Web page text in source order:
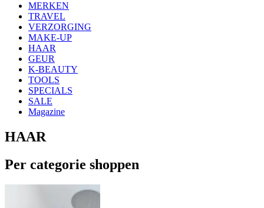
MERKEN
TRAVEL
VERZORGING
MAKE-UP
HAAR
GEUR
K-BEAUTY
TOOLS
SPECIALS
SALE
Magazine
HAAR
Per categorie shoppen